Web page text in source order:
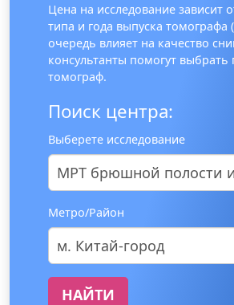
Цена на исследование зависит
типа и года выпуска томографа
очередь влияет на качество
консультанты помогут
томограф.
Поиск центра:
Выберете исследование
МРТ брюшной полости и забрюшинного пространства
Метро/Район
м. Китай-город
НАЙТИ